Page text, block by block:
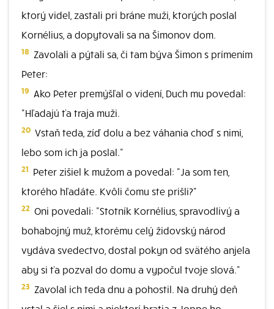
ktorý videl, zastali pri bráne muži, ktorých poslal
Kornélius, a dopytovali sa na Šimonov dom.
18 Zavolali a pýtali sa, či tam býva Šimon s prímením
Peter:
19 Ako Peter premýšľal o videní, Duch mu povedal:
"Hľadajú ťa traja muži.
20 Vstaň teda, zíď dolu a bez váhania choď s nimi,
lebo som ich ja poslal."
21 Peter zišiel k mužom a povedal: "Ja som ten,
ktorého hľadáte. Kvôli čomu ste prišli?"
22 Oni povedali: "Stotník Kornélius, spravodlivý a
bohabojný muž, ktorému celý židovský národ
vydáva svedectvo, dostal pokyn od svätého anjela
aby si ťa pozval do domu a vypočul tvoje slová."
23 Zavolal ich teda dnu a pohostil. Na druhý deň